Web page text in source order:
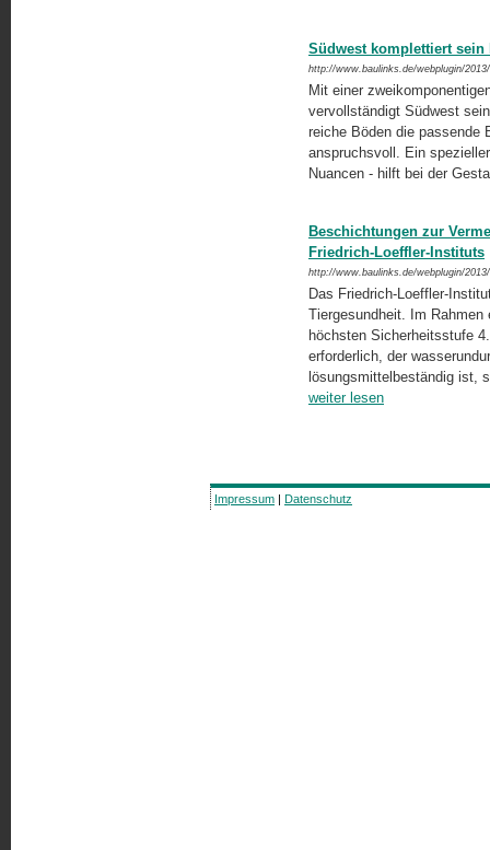
Südwest komplettiert
http://www.baulinks.de/webplugin/
Mit einer
vervollständigt Südwest
reiche Böden die passende
anspruchs­voll. Ein
Nuancen - hilft bei der
Beschichtungen zur
Friedrich-Loeffler-Instituts
http://www.baulinks.de/webplugin/
Das Friedrich-Loeffler-
Tiergesundheit. Im Rahmen
höchsten Sicherheitsstufe
erforderlich, der
lösungsmittelbeständig ist,
weiter lesen
Impressum | Datenschutz